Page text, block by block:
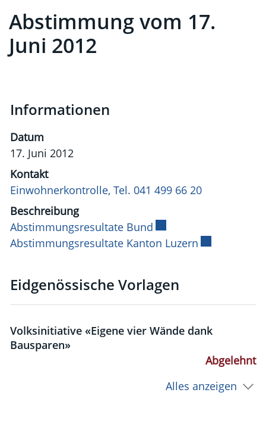
Abstimmung vom 17.
Juni 2012
Informationen
Datum
17. Juni 2012
Kontakt
Einwohnerkontrolle, Tel. 041 499 66 20
Beschreibung
Abstimmungsresultate Bund Externer Link wird in
Abstimmungsresultate Kanton Luzern Externer
Eidgenössische Vorlagen
Volksinitiative «Eigene vier Wände dank
Bausparen»
Abgelehnt
Alles anzeigen